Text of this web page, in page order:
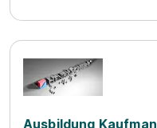
Ausbildung